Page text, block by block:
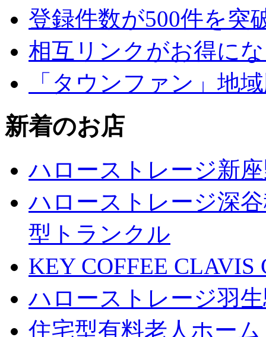
登録件数が500件を突
相互リンクがお得に
「タウンファン」地
新着のお店
ハローストレージ新
ハローストレージ深
型トランクル
KEY COFFEE
ハローストレージ羽
住宅型有料老人ホー